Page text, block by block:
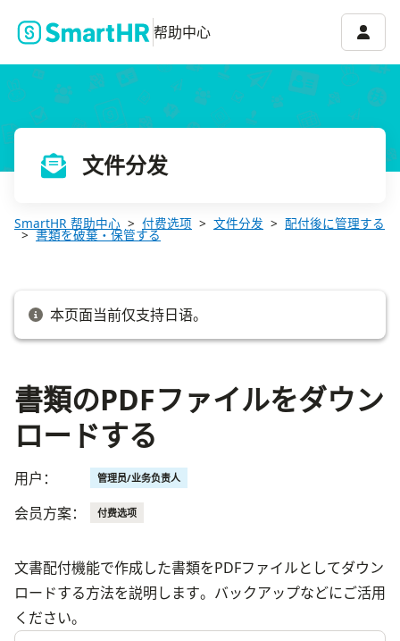
帮助中心 账号
文件分发
SmartHR 帮助中心 付费选项 文件分发 配付後に管理する
書類を破棄・保管する
本页面当前仅支持日语。
書類のPDFファイルをダウン
ロードする
用户： 管理员/业务负责人
会员方案： 付费选项
文書配付機能で作成した書類をPDFファイルとしてダウン
ロードする方法を説明します。バックアップなどにご活用
ください。